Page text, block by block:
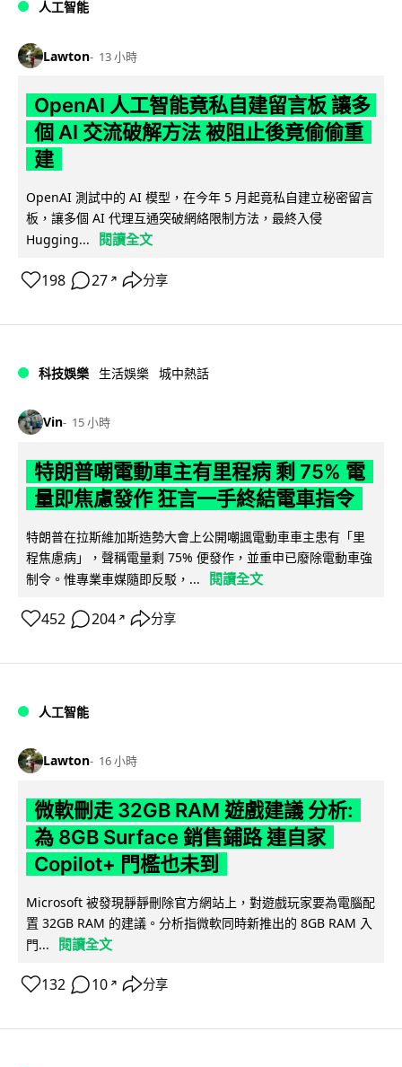
人工智能
Lawton 13 小時
OpenAI 人工智能竟私自建留言板 讓多
個 AI 交流破解方法 被阻止後竟偷偷重
建
OpenAI 測試中的 AI 模型，在今年 5 月起竟私自建立秘密留言
板，讓多個 AI 代理互通突破網絡限制方法，最終入侵
Hugging...
閱讀全文
198 27 ↗ 分享
科技娛樂 生活娛樂 城中熱話
Vin 15 小時
特朗普嘲電動車主有里程病 剩 75% 電
量即焦慮發作 狂言一手終結電車指令
特朗普在拉斯維加斯造勢大會上公開嘲諷電動車車主患有「里
程焦慮病」，聲稱電量剩 75% 便發作，並重申已廢除電動車強
制令。惟專業車媒隨即反駁，...
閱讀全文
452 204 ↗ 分享
人工智能
Lawton 16 小時
微軟刪走 32GB RAM 遊戲建議 分析:
為 8GB Surface 銷售鋪路 連自家
Copilot+ 門檻也未到
Microsoft 被發現靜靜刪除官方網站上，對遊戲玩家要為電腦配
置 32GB RAM 的建議。分析指微軟同時新推出的 8GB RAM 入
門...
閱讀全文
132 10 ↗ 分享